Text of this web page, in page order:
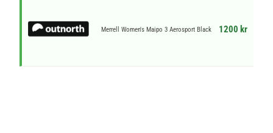
Merrell Women's Maipo 3 Aerosport Black 1200 kr